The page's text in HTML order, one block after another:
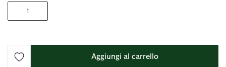
1
Aggiungi al carrello